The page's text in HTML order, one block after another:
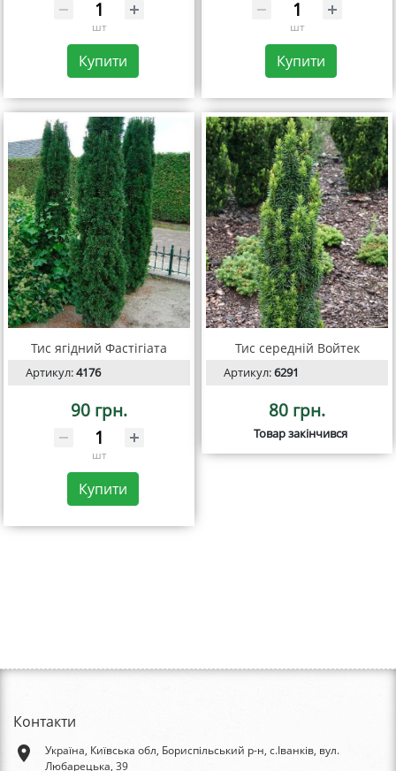
шт
Купити
шт
Купити
Тис ягідний Фастігіата
Артикул:4176
90 грн.
шт
Купити
Тис середній Войтек
Артикул:6291
80 грн.
Товар закінчився
Контакти
place
Україна, Київська обл, Бориспільський р-н, с.Іванків, вул.
Любарецька, 39